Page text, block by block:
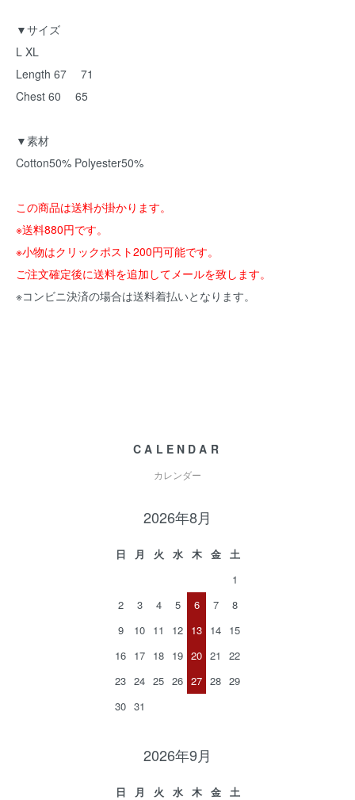
▼サイズ
L XL
Length 67 71
Chest 60 65
▼素材
Cotton50% Polyester50%
この商品は送料が掛かります。
※送料880円です。
※小物はクリックポスト200円可能です。
ご注文確定後に送料を追加してメールを致します。
※コンビニ決済の場合は送料着払いとなります。
CALENDAR
カレンダー
2026年8月
日 月 火 水 木 金
土
1
2
3 4 5 6 7
8
9
10 11 12 13 14 15
16 17 18 19 20 21
22
23 24 25 26 27 28 29
30 31
2026年9月
日 月 火 水 木 金
土